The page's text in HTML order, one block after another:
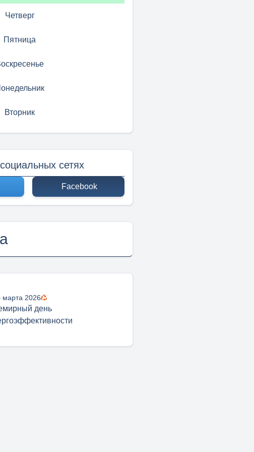
Четверг
Пятница
Вторник
сетях
Facebook
марта 2026
день